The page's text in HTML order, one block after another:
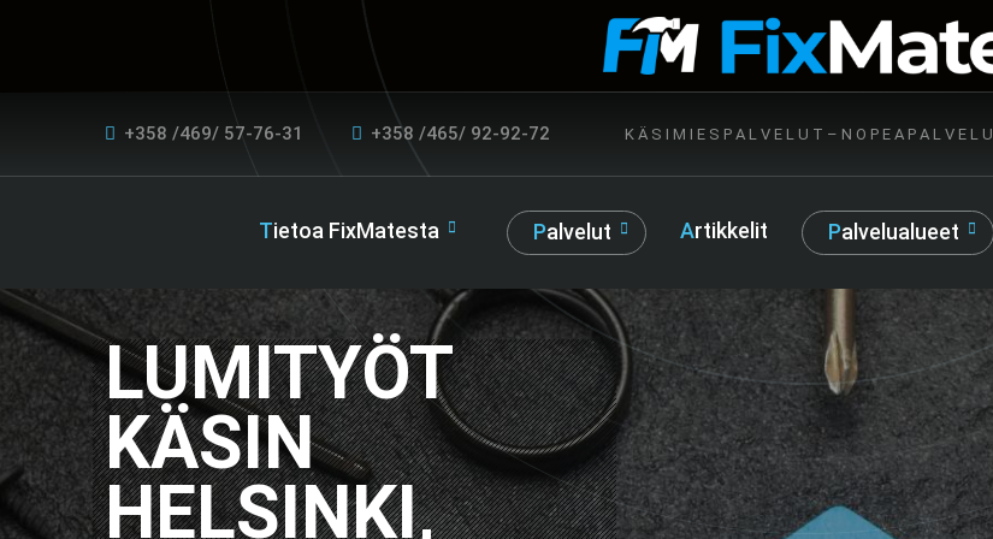
+358 /469/ 57-76-31 +358 /465/ 92-92-72 K Ä S I M I E S P A L V E L U T – N O P E A P A L V E L U
Tietoa FixMatesta Palvelut Artikkelit Palvelualueet
LUMITYÖT
KÄSIN
HELSINKI,